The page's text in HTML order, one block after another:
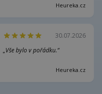
Heureka.cz
30.07.2026
„Vše bylo v pořádku.“
Heureka.cz